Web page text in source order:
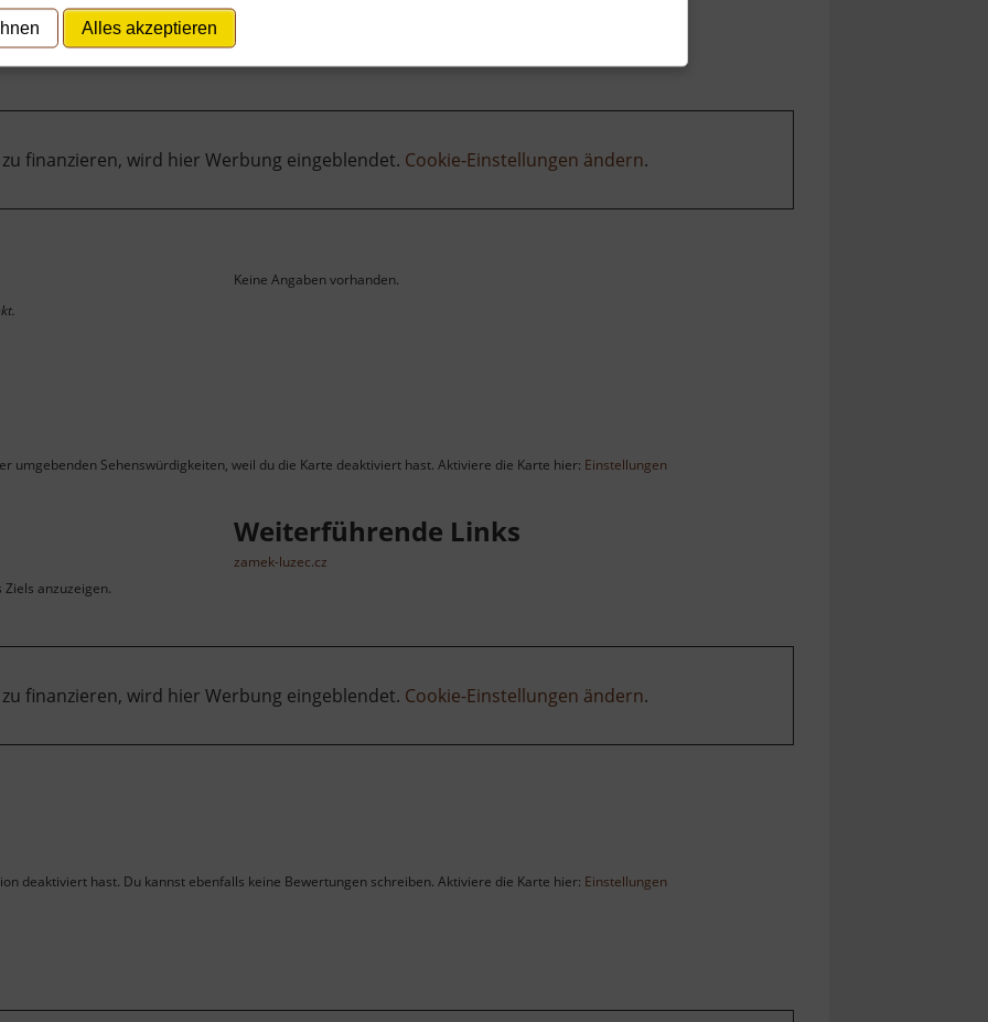
Alles akzeptieren
finanzieren, wird hier Werbung eingeblendet. Cookie-Einstellungen ändern.
Keine Angaben vorhanden.
umgebenden Sehenswürdigkeiten, weil du die Karte deaktiviert hast. Aktiviere die Karte hier: Einstellungen
anzuzeigen.
Weiterführende Links
zamek-luzec.cz
finanzieren, wird hier Werbung eingeblendet. Cookie-Einstellungen ändern.
deaktiviert hast. Du kannst ebenfalls keine Bewertungen schreiben. Aktiviere die Karte hier: Einstellungen